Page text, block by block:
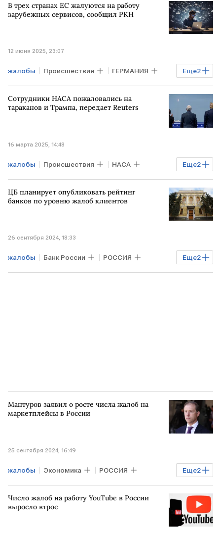
В трех странах ЕС жалуются на работу
зарубежных сервисов, сообщил РКН
12 июня 2025, 23:07
Еще2
жалобы Происшествия ГЕРМАНИЯ
ИСПАНИЯ интернет-сервисы
Сотрудники НАСА пожаловались на
тараканов и Трампа, передает Reuters
16 марта 2025, 14:48
Еще2
жалобы Происшествия НАСА
сотрудники Дональд Трамп
ЦБ планирует опубликовать рейтинг
банков по уровню жалоб клиентов
26 сентября 2024, 18:33
Еще2
жалобы Банк России РОССИЯ
рейтинг Банки
Мантуров заявил о росте числа жалоб на
маркетплейсы в России
25 сентября 2024, 16:49
Еще2
жалобы Экономика РОССИЯ
Денис Мантуров маркетплейс
Число жалоб на работу YouTube в России
выросло втрое